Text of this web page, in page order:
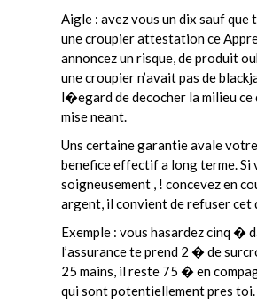
Aigle : avez vous un dix sauf que
une croupier attestation ce
annoncez un risque, de produit
une croupier n’avait pas de
l�egard de decocher la milieu ce
mise neant.
Uns certaine garantie avale
benefice effectif a long terme. Si
soigneusement , ! concevez en
argent, il convient de refuser cet
Exemple : vous hasardez cinq �
l’assurance te prend 2 � de
25 mains, il reste 75 � en
qui sont potentiellement pres toi.